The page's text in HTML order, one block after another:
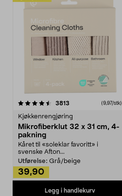
3813 anmeldelser(9,97/stk)
Kjøkkenrengjøring
Mikrofiberklut 32 x 31 cm, 4-
pakning
Kåret til «soleklar favoritt» i
svenske Afton...
Utførelse: Grå/beige
39,90
Legg i handlekurv
4.5av 5 stjerner